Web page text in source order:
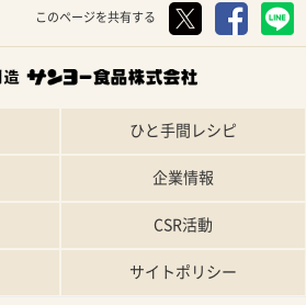
このページを共有する
ひと手間レシピ
企業情報
CSR活動
サイトポリシー